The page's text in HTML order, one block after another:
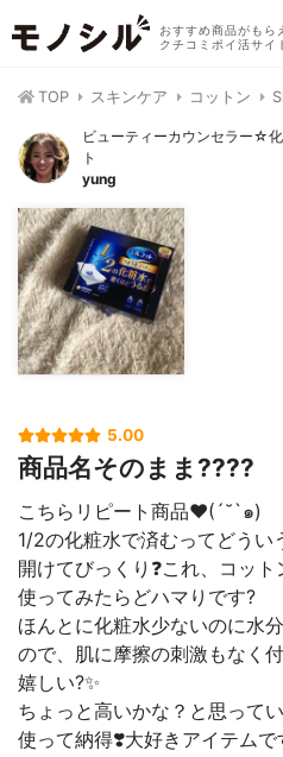
おすすめ商品がもら
クチコミポイ活サイ
TOP スキンケア コットン
ビューティーカウンセラー☆
ト
yung
5.00
商品名そのまま????
こちらリピート商品♥(´˘`๑)
1/2の化粧水で済むってどうい
開けてびっくり❓これ、コット
使ってみたらどハマりです?
ほんとに化粧水少ないのに水
ので、肌に摩擦の刺激もなく
嬉しい?✨
ちょっと高いかな？と思って
使って納得❣️大好きアイテムで